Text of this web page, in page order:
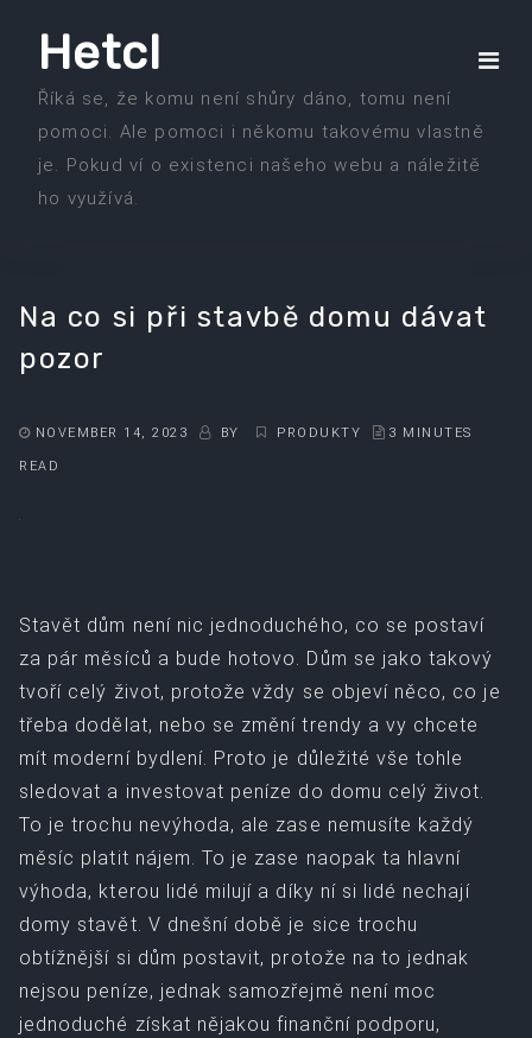
Hetcl
Říká se, že komu není shůry dáno, tomu není
pomoci. Ale pomoci i někomu takovému vlastně
je. Pokud ví o existenci našeho webu a náležitě
ho využívá.
Na co si při stavbě domu dávat
pozor
NOVEMBER 14, 2023 BY PRODUKTY 3 MINUTES
READ
Stavět dům není nic jednoduchého, co se postaví
za pár měsíců a bude hotovo. Dům se jako takový
tvoří celý život, protože vždy se objeví něco, co je
třeba dodělat, nebo se změní trendy a vy chcete
mít moderní bydlení. Proto je důležité vše tohle
sledovat a investovat peníze do domu celý život.
To je trochu nevýhoda, ale zase nemusíte každý
měsíc platit nájem. To je zase naopak ta hlavní
výhoda, kterou lidé milují a díky ní si lidé nechají
domy stavět. V dnešní době je sice trochu
obtížnější si dům postavit, protože na to jednak
nejsou peníze, jednak samozřejmě není moc
jednoduché získat nějakou finanční podporu,